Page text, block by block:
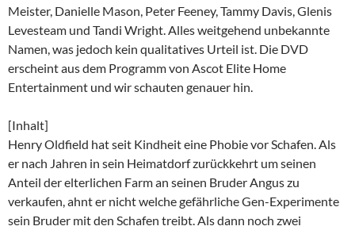
Meister, Danielle Mason, Peter Feeney, Tammy Davis, Glenis
Levesteam und Tandi Wright. Alles weitgehend unbekannte
Namen, was jedoch kein qualitatives Urteil ist. Die DVD
erscheint aus dem Programm von Ascot Elite Home
Entertainment und wir schauten genauer hin.
[Inhalt]
Henry Oldfield hat seit Kindheit eine Phobie vor Schafen. Als
er nach Jahren in sein Heimatdorf zurückkehrt um seinen
Anteil der elterlichen Farm an seinen Bruder Angus zu
verkaufen, ahnt er nicht welche gefährliche Gen-Experimente
sein Bruder mit den Schafen treibt. Als dann noch zwei